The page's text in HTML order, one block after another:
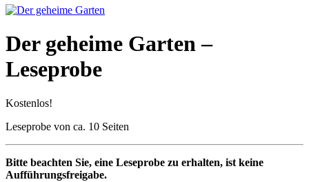
Der geheime Garten –
Leseprobe
Kostenlos!
Leseprobe von ca. 10 Seiten
Bitte beachten Sie, eine Leseprobe zu erhalten, ist keine
Aufführungsfreigabe.